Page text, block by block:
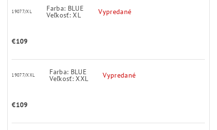
19077/XL Farba: BLUE
Veľkosť: XL Vypredané
€109
19077/XXL Farba: BLUE
Veľkosť: XXL Vypredané
€109